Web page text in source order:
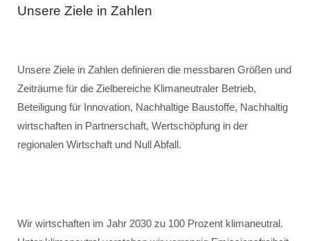
Unsere Ziele in Zahlen
Unsere Ziele in Zahlen definieren die messbaren Größen und
Zeiträume für die Zielbereiche Klimaneutraler Betrieb,
Beteiligung für Innovation, Nachhaltige Baustoffe, Nachhaltig
wirtschaften in Partnerschaft, Wertschöpfung in der
regionalen Wirtschaft und Null Abfall.
Wir wirtschaften im Jahr 2030 zu 100 Prozent klimaneutral.